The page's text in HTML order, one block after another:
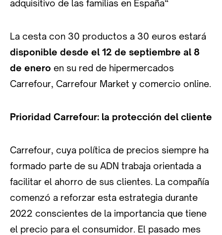
adquisitivo de las familias en España“
La cesta con 30 productos a 30 euros estará
disponible desde el 12 de septiembre al 8
de enero en su red de hipermercados
Carrefour, Carrefour Market y comercio online.
Prioridad Carrefour: la protección del cliente
Carrefour, cuya política de precios siempre ha
formado parte de su ADN trabaja orientada a
facilitar el ahorro de sus clientes. La compañía
comenzó a reforzar esta estrategia durante
2022 conscientes de la importancia que tiene
el precio para el consumidor. El pasado mes